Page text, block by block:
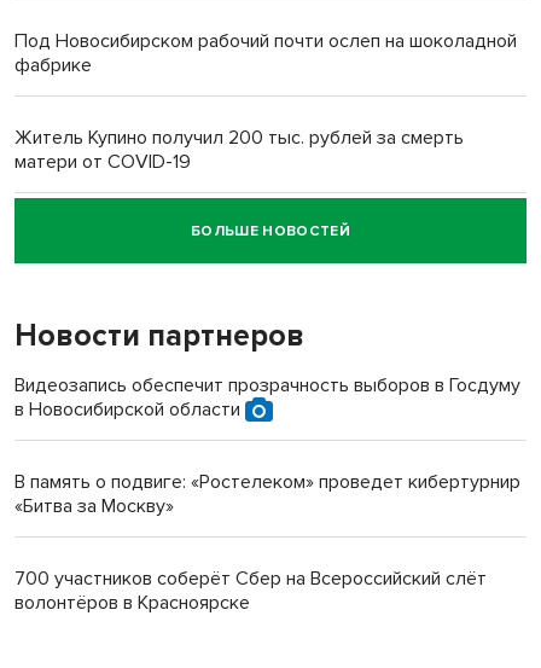
Под Новосибирском рабочий почти ослеп на шоколадной
фабрике
Житель Купино получил 200 тыс. рублей за смерть
матери от COVID-19
Новосибирский суд наказал водителя за смерть
пенсионерки на вокзале
БОЛЬШЕ НОВОСТЕЙ
Новости партнеров
Видеозапись обеспечит прозрачность выборов в Госдуму
в Новосибирской области
В память о подвиге: «Ростелеком» проведет кибертурнир
«Битва за Москву»
700 участников соберёт Сбер на Всероссийский слёт
волонтёров в Красноярске